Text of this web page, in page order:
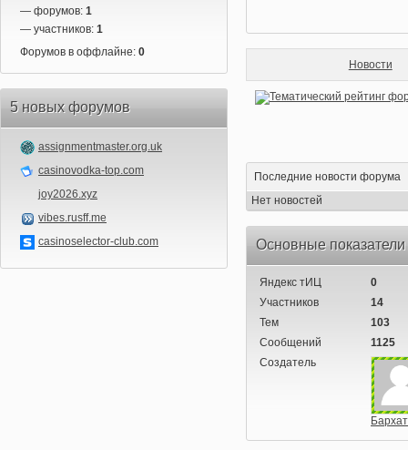
— форумов: 1
— участников: 1
Форумов в оффлайне: 0
5 новых форумов
assignmentmaster.org.uk
casinovodka-top.com
joy2026.xyz
vibes.rusff.me
casinoselector-club.com
Новости
Последние новости форума
Нет новостей
Основные
Яндекс тИЦ
0
Участников
14
Тем
103
Сообщений
1125
Создатель